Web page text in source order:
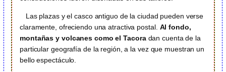
Las plazas y el casco antiguo de la ciudad pueden verse
claramente, ofreciendo una atractiva postal. Al fondo,
montañas y volcanes como el Tacoradan cuenta de la
particular geografía de la región, a la vez que muestran un
bello espectáculo.